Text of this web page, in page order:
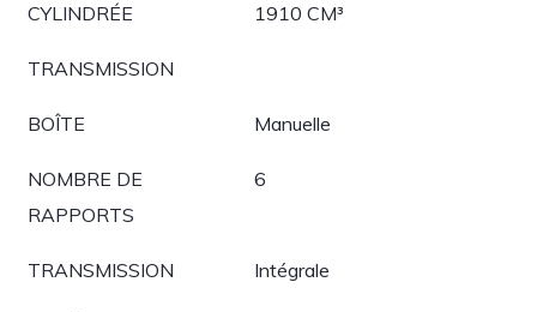
CYLINDRÉE 1910 CM³
TRANSMISSION
BOÎTE Manuelle
NOMBRE DE
RAPPORTS
6
TRANSMISSION Intégrale